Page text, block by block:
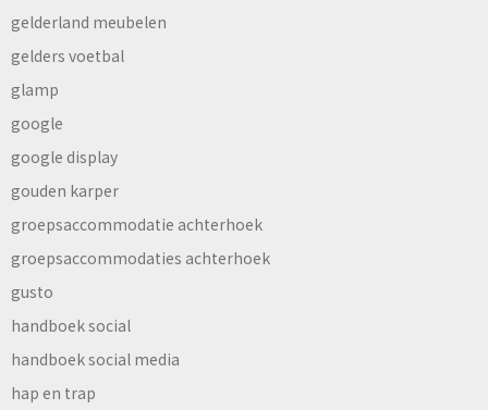
gelderland meubelen
gelders voetbal
glamp
google
google display
gouden karper
groepsaccommodatie achterhoek
groepsaccommodaties achterhoek
gusto
handboek social
handboek social media
hap en trap